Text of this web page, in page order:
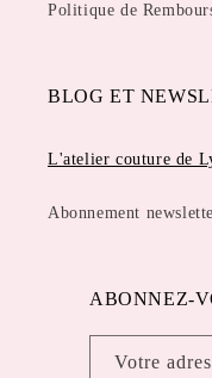
Politique de
BLOG ET
L'atelier couture de
Abonnement
ABONNEZ-
Votre